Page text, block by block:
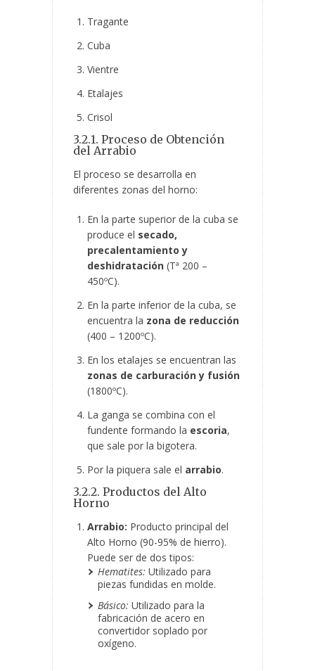
Tragante
Cuba
Vientre
Etalajes
Crisol
3.2.1. Proceso de Obtención
del Arrabio
El proceso se desarrolla en
diferentes zonas del horno:
En la parte superior de la cuba se
produce el secado,
precalentamiento y
deshidratación (Tª 200 –
450ºC).
En la parte inferior de la cuba, se
encuentra la zona de reducción
(400 – 1200ºC).
En los etalajes se encuentran las
zonas de carburación y fusión
(1800ºC).
La ganga se combina con el
fundente formando la escoria,
que sale por la bigotera.
Por la piquera sale el arrabio.
3.2.2. Productos del Alto
Horno
Arrabio: Producto principal del
Alto Horno (90-95% de hierro).
Puede ser de dos tipos:
Hematites: Utilizado para
piezas fundidas en molde.
Básico: Utilizado para la
fabricación de acero en
convertidor soplado por
oxígeno.